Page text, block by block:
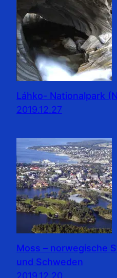
Láhko- Nationalpark
2019.12.27
Moss – norwegische
und Schweden